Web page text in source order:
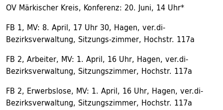
OV Märkischer Kreis, Konferenz: 20. Juni, 14 Uhr*
FB 1, MV: 8. April, 17 Uhr 30, Hagen, ver.di-
Bezirksverwaltung, Sitzungs-zimmer, Hochstr. 117a
FB 2, Arbeiter, MV: 1. April, 16 Uhr, Hagen, ver.di-
Bezirksverwaltung, Sitzungszimmer, Hochstr. 117a
FB 2, Erwerbslose, MV: 1. April, 16 Uhr, Hagen, ver.di-
Bezirksverwaltung, Sitzungszimmer, Hochstr. 117a